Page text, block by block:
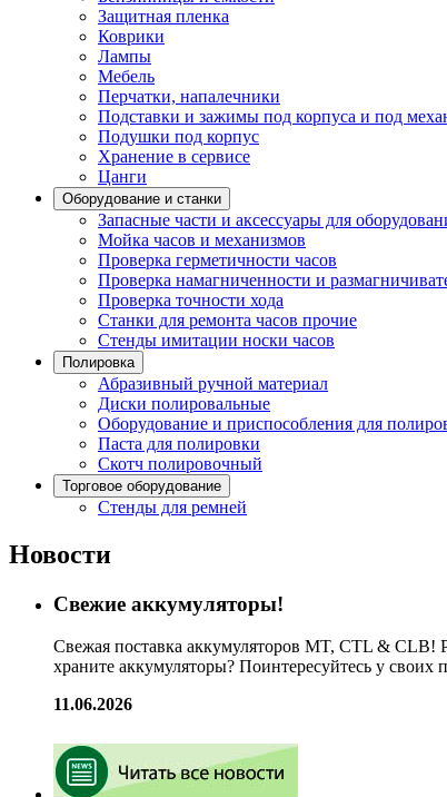
Защитная пленка
Коврики
Лампы
Мебель
Перчатки, напалечники
Подставки и зажимы под корпуса и под
Подушки под корпус
Хранение в сервисе
Цанги
Оборудование и станки
Запасные части и аксессуары для
Мойка часов и механизмов
Проверка герметичности часов
Проверка намагниченности и
Проверка точности хода
Станки для ремонта часов прочие
Стенды имитации носки часов
Полировка
Абразивный ручной материал
Диски полировальные
Оборудование и приспособления для
Паста для полировки
Скотч полировочный
Торговое оборудование
Стенды для ремней
Новости
Свежие аккумуляторы!
Свежая поставка аккумуляторов MT, CTL &
храните аккумуляторы? Поинтересуйтесь у своих
11.06.2026